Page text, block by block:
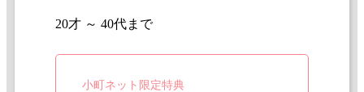
20才 ～ 40代まで
小町ネット限定特典